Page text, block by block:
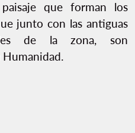
que forman los
junto con las antiguas
de la zona, son